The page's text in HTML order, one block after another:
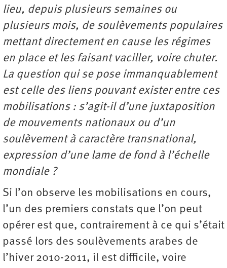
lieu, depuis plusieurs semaines ou
plusieurs mois, de soulèvements populaires
mettant directement en cause les régimes
en place et les faisant vaciller, voire chuter.
La question qui se pose immanquablement
est celle des liens pouvant exister entre ces
mobilisations : s’agit-il d’une juxtaposition
de mouvements nationaux ou d’un
soulèvement à caractère transnational,
expression d’une lame de fond à l’échelle
mondiale ?
Si l’on observe les mobilisations en cours,
l’un des premiers constats que l’on peut
opérer est que, contrairement à ce qui s’était
passé lors des soulèvements arabes de
l’hiver 2010-2011, il est difficile, voire